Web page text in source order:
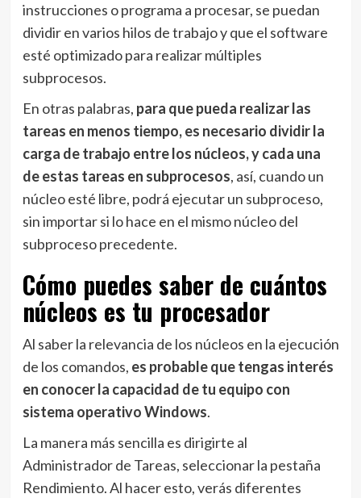
instrucciones o programa a procesar, se puedan
dividir en varios hilos de trabajo y que el software
esté optimizado para realizar múltiples
subprocesos.
En otras palabras, para que pueda realizar las
tareas en menos tiempo, es necesario dividir la
carga de trabajo entre los núcleos, y cada una
de estas tareas en subprocesos, así, cuando un
núcleo esté libre, podrá ejecutar un subproceso,
sin importar si lo hace en el mismo núcleo del
subproceso precedente.
Cómo puedes saber de cuántos
núcleos es tu procesador
Al saber la relevancia de los núcleos en la ejecución
de los comandos, es probable que tengas interés
en conocer la capacidad de tu equipo con
sistema operativo Windows.
La manera más sencilla es dirigirte al
Administrador de Tareas, seleccionar la pestaña
Rendimiento. Al hacer esto, verás diferentes